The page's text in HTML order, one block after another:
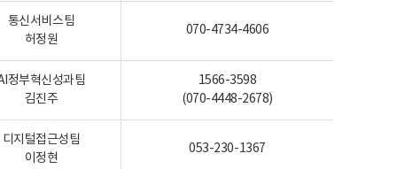
통신서비스팀
허정원
070-4734-4606
정부혁신성과팀
김진주
1566-3598
(070-4448-2678)
디지털접근성팀
이정현
053-230-1367